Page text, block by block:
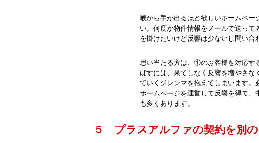
喉から手が出るほど欲しいホームペー
い。何度か物件情報をメールで送っ
を掛けたいけど反響は少ないし問い合
思い当たる方は、①のお客様を対応す
ばすには、果てしなく反響を増やさな
ていくジレンマを抱えてしまいます。
ホームページを運営して反響を得て
も多くあります。
５ プラスアルファの契約を別